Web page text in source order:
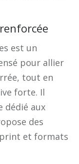
est un
pour allier
tout en
forte. Il
dédié aux
des
et formats